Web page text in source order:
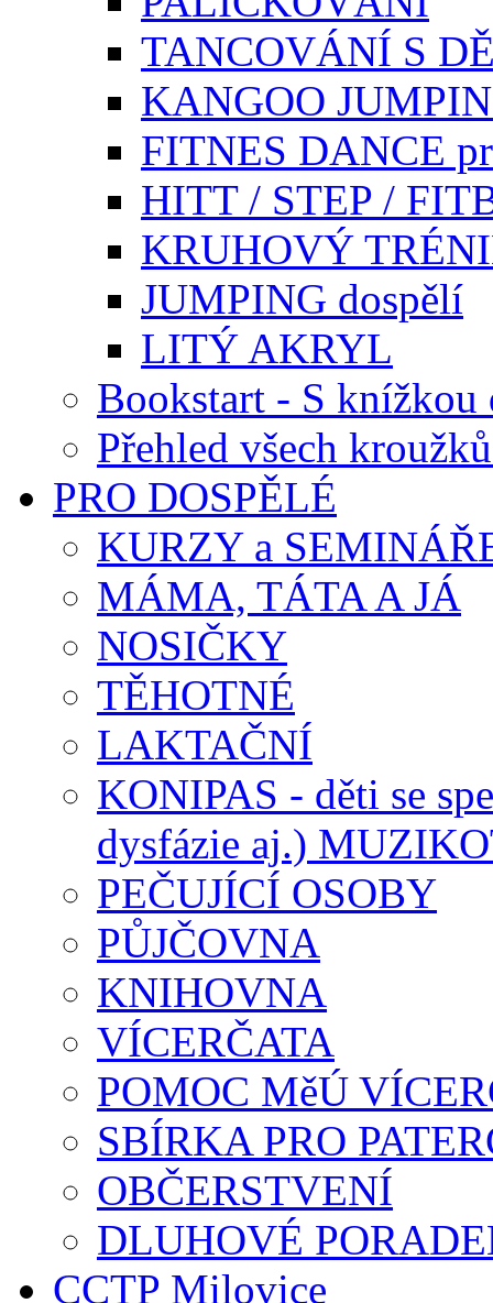
TANCOVÁNÍ S
KANGOO
FITNES DANCE
HITT / STEP /
KRUHOVÝ
JUMPING dospělí
LITÝ AKRYL
Bookstart - S knížkou
Přehled všech
PRO DOSPĚLÉ
KURZY a
MÁMA, TÁTA A JÁ
NOSIČKY
TĚHOTNÉ
LAKTAČNÍ
KONIPAS - děti se
dysfázie aj.)
PEČUJÍCÍ OSOBY
PŮJČOVNA
KNIHOVNA
VÍCERČATA
POMOC MěÚ
SBÍRKA PRO
OBČERSTVENÍ
DLUHOVÉ
CCTP Milovice